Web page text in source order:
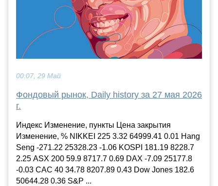
00:07, 29 Май
Фондовый рынок, Daily history за 27 мая 2026
г.
Индекс Изменение, пункты Цена закрытия
Изменение, % NIKKEI 225 3.32 64999.41 0.01 Hang
Seng -271.22 25328.23 -1.06 KOSPI 181.19 8228.7
2.25 ASX 200 59.9 8717.7 0.69 DAX -7.09 25177.8
-0.03 CAC 40 34.78 8207.89 0.43 Dow Jones 182.6
50644.28 0.36 S&P ...